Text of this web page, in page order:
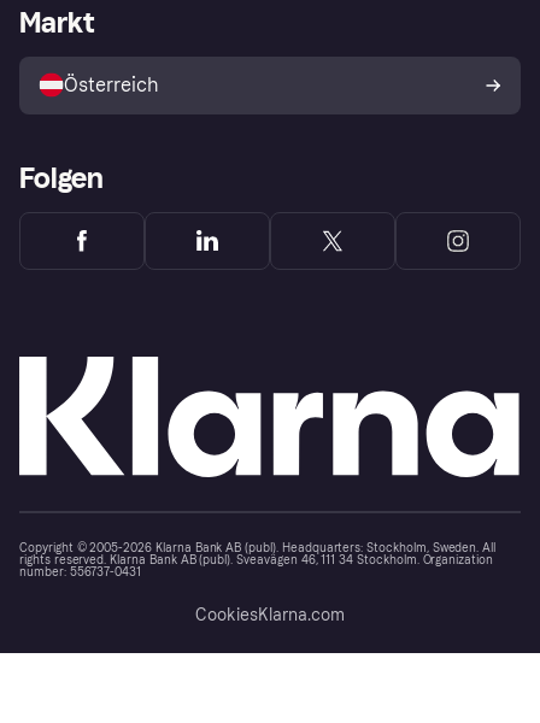
Shops entdecken
Händlerportal
Markt
Österreich
Folgen
Copyright © 2005-2026 Klarna Bank AB (publ). Headquarters: Stockholm, Sweden. All
rights reserved. Klarna Bank AB (publ). Sveavägen 46, 111 34 Stockholm. Organization
number: 556737-0431
CookiesKlarna.com